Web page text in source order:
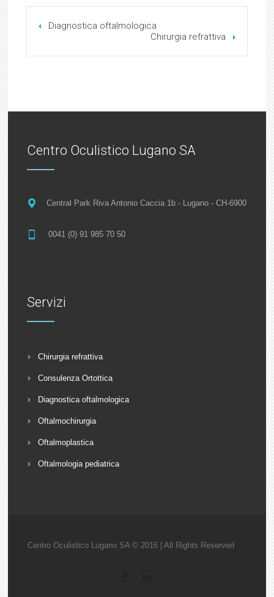
Diagnostica oftalmologica
Chirurgia refrattiva
Centro Oculistico Lugano SA
Central Park Riva Antonio Caccia 1b - Lugano - CH-6900
0041 (0) 91 985 70 50
Servizi
Chirurgia refrattiva
Consulenza Ortottica
Diagnostica oftalmologica
Oftalmochirurgia
Oftalmoplastica
Oftalmologia pediatrica
Centro Oculistico Lugano SA © 2016 | All Rights Reserved